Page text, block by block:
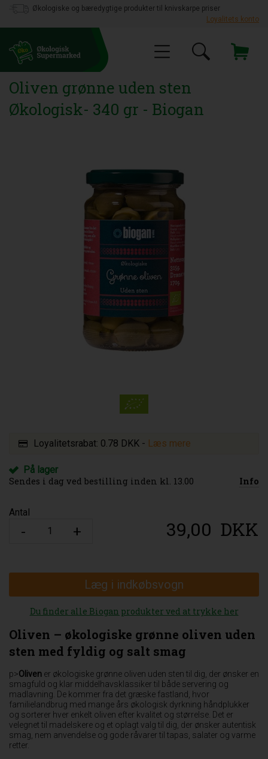
Økologiske og bæredygtige produkter til knivskarpe priser
Loyalitets konto
Oliven grønne uden sten
Økologisk- 340 gr - Biogan
Loyalitetsrabat: 0.78 DKK - Læs mere
På lager
Sendes i dag ved bestilling inden kl. 13.00
Info
Antal
39,00 DKK
Læg i indkøbsvogn
Du finder alle Biogan produkter ved at trykke her
Oliven – økologiske grønne oliven uden
sten med fyldig og salt smag
p>Oliven er økologiske grønne oliven uden sten til dig, der ønsker en
smagfuld og klar middelhavsklassiker til både servering og
madlavning. De kommer fra det græske fastland, hvor
familielandbrug med mange års økologisk dyrkning håndplukker
og sorterer hver enkelt oliven efter kvalitet og størrelse. Det er
velegnet til madelskere og et oplagt valg til dig, der ønsker autentisk
smag, nem anvendelse og gode råvarer til tapas, salater og varme
retter.